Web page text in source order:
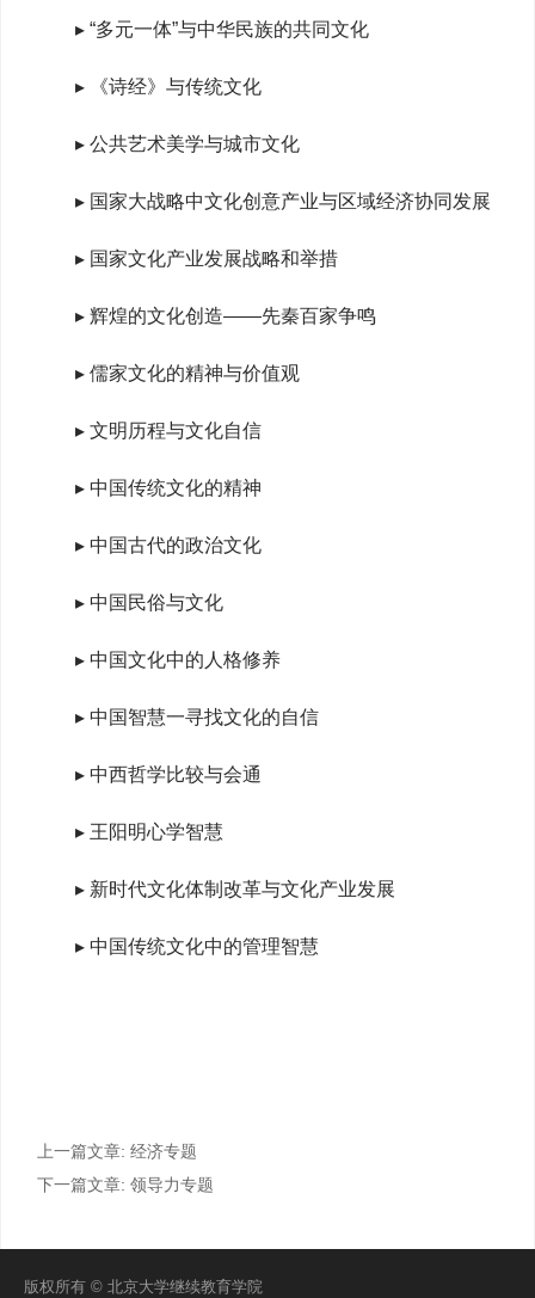
▸ “多元一体”与中华民族的共同文化
▸ 《诗经》与传统文化
▸ 公共艺术美学与城市文化
▸ 国家大战略中文化创意产业与区域经济协同发展
▸ 国家文化产业发展战略和举措
▸ 辉煌的文化创造——先秦百家争鸣
▸ 儒家文化的精神与价值观
▸ 文明历程与文化自信
▸ 中国传统文化的精神
▸ 中国古代的政治文化
▸ 中国民俗与文化
▸ 中国文化中的人格修养
▸ 中国智慧一寻找文化的自信
▸ 中西哲学比较与会通
▸ 王阳明心学智慧
▸ 新时代文化体制改革与文化产业发展
▸ 中国传统文化中的管理智慧
上一篇文章: 经济专题
下一篇文章: 领导力专题
版权所有 © 北京大学继续教育学院